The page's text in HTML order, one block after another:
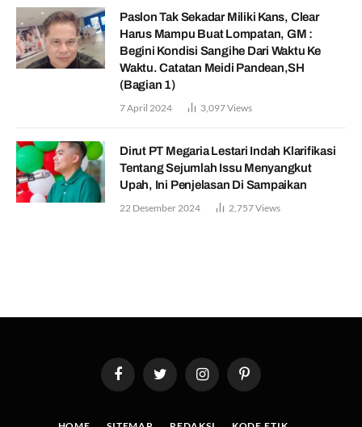
Paslon Tak Sekadar Miliki Kans, Clear
Harus Mampu Buat Lompatan, GM :
Begini Kondisi Sangihe Dari Waktu Ke
Waktu. Catatan Meidi Pandean,SH
(Bagian 1)
7 April 2024 3,097Views
Dirut PT Megaria Lestari Indah Klarifikasi
Tentang Sejumlah Issu Menyangkut
Upah, Ini Penjelasan Di Sampaikan
22 Desember 2024 2,757Views
FacebookTwitter InstagramPinterest